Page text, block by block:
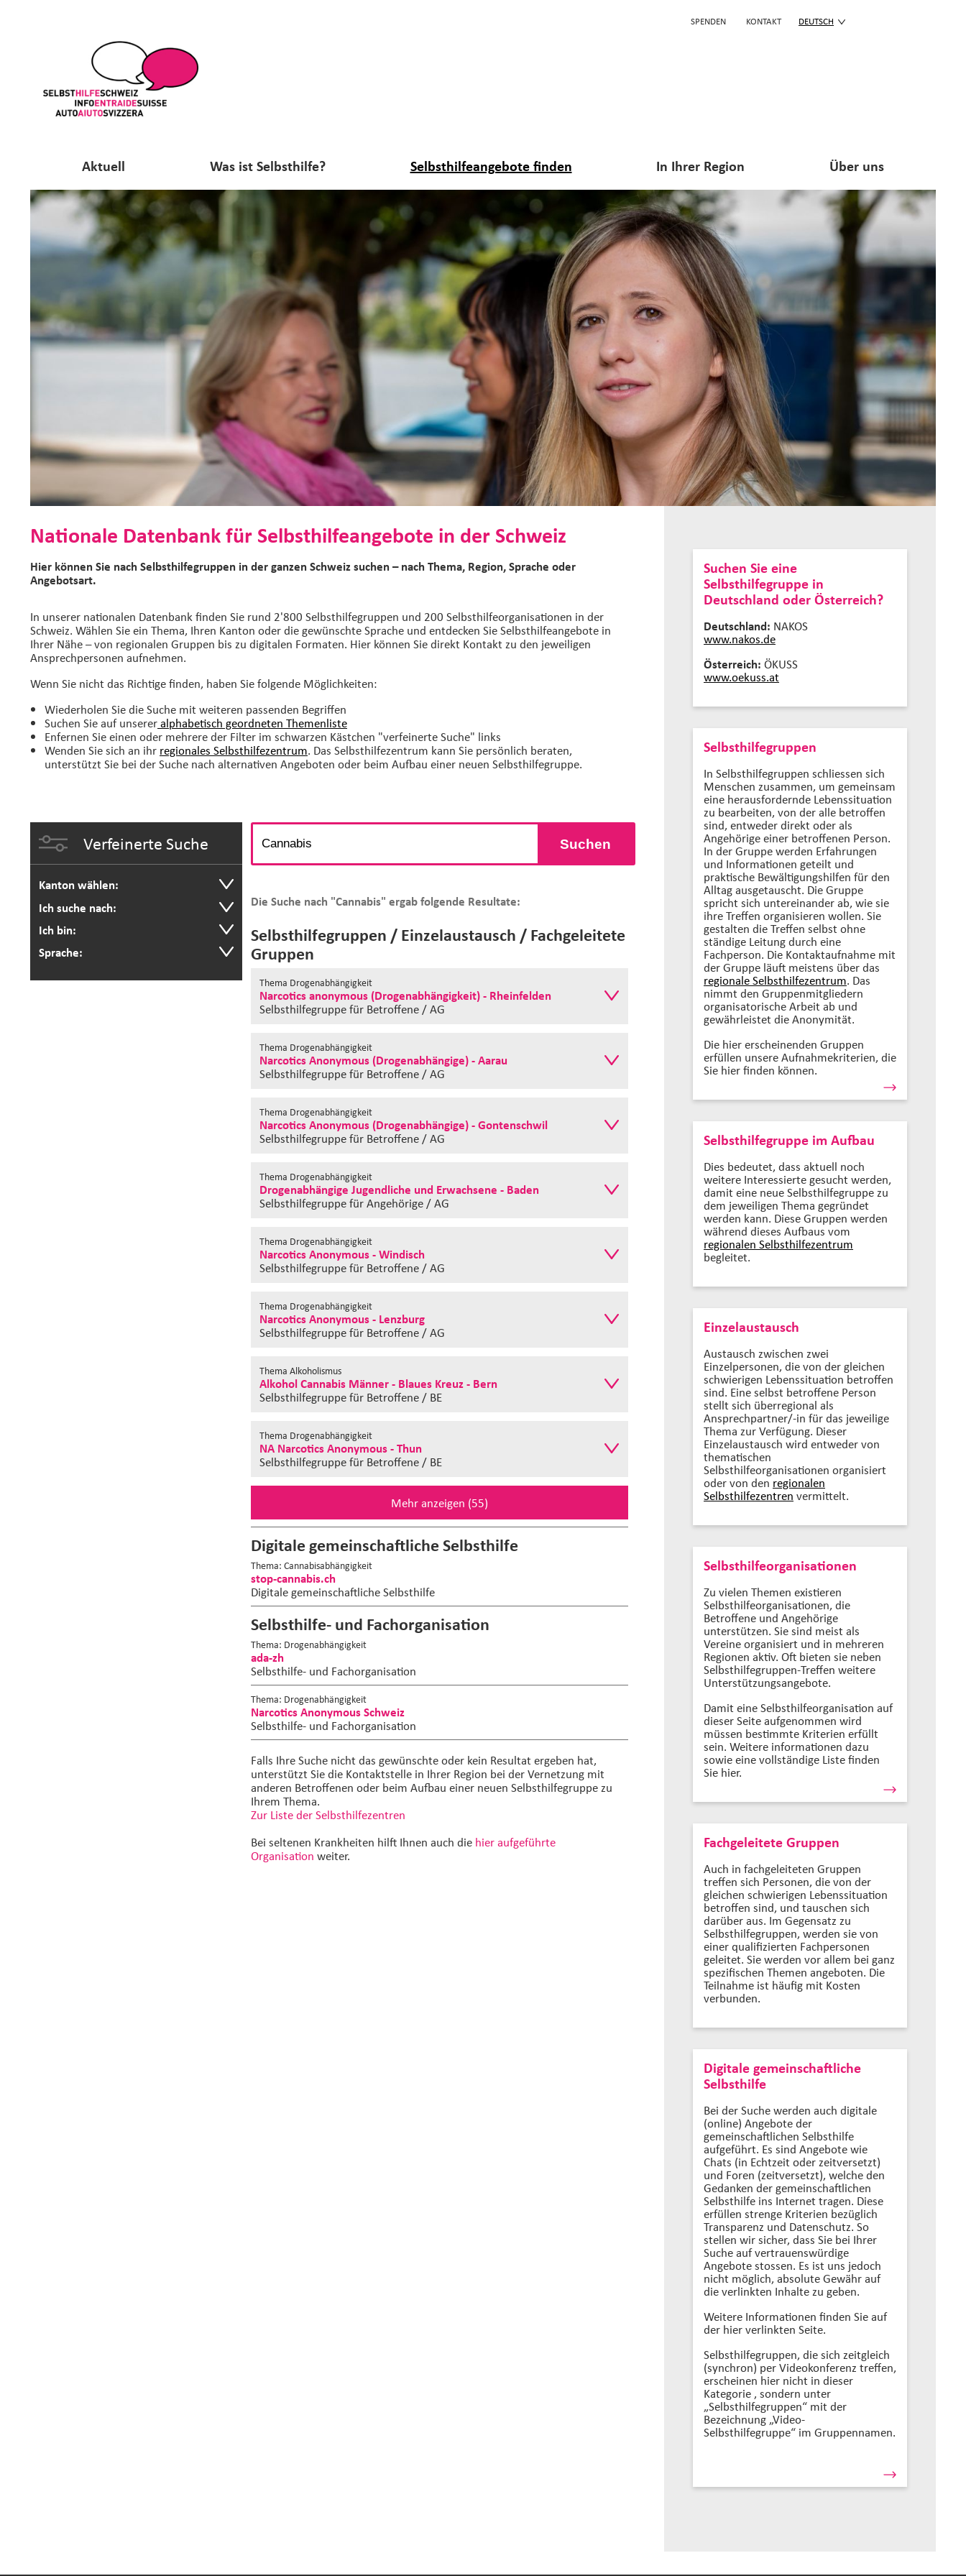
SPENDEN KONTAKT DEUTSCH
Aktuell Was ist Selbsthilfe? Selbsthilfeangebote finden In Ihrer Region Über uns
Nationale Datenbank für Selbsthilfeangebote in der Schweiz
Hier können Sie nach Selbsthilfegruppen in der ganzen Schweiz suchen – nach Thema, Region, Sprache oder
Angebotsart.
In unserer nationalen Datenbank finden Sie rund 2'800 Selbsthilfegruppen und 200 Selbsthilfeorganisationen in der
Schweiz. Wählen Sie ein Thema, Ihren Kanton oder die gewünschte Sprache und entdecken Sie Selbsthilfeangebote in
Ihrer Nähe – von regionalen Gruppen bis zu digitalen Formaten. Hier können Sie direkt Kontakt zu den jeweiligen
Ansprechpersonen aufnehmen.
Wenn Sie nicht das Richtige finden, haben Sie folgende Möglichkeiten:
Wiederholen Sie die Suche mit weiteren passenden Begriffen
Suchen Sie auf unsereralphabetisch geordneten Themenliste
Enfernen Sie einen oder mehrere der Filter im schwarzen Kästchen "verfeinerte Suche" links
Wenden Sie sich an ihr regionales Selbsthilfezentrum. Das Selbsthilfezentrum kann Sie persönlich beraten,
unterstützt Sie bei der Suche nach alternativen Angeboten oder beim Aufbau einer neuen Selbsthilfegruppe.
Verfeinerte Suche
Kanton wählen:
Ich suche nach:
Ich bin:
Sprache:
Suchen
Die Suche nach "Cannabis" ergab folgende Resultate:
Selbsthilfegruppen / Einzelaustausch / Fachgeleitete
Gruppen
Thema Drogenabhängigkeit
Narcotics anonymous (Drogenabhängigkeit) - Rheinfelden
Selbsthilfegruppefür Betroffene / AG
Thema Drogenabhängigkeit
Narcotics Anonymous (Drogenabhängige) - Aarau
Selbsthilfegruppefür Betroffene / AG
Thema Drogenabhängigkeit
Narcotics Anonymous (Drogenabhängige) - Gontenschwil
Selbsthilfegruppefür Betroffene / AG
Thema Drogenabhängigkeit
Drogenabhängige Jugendliche und Erwachsene - Baden
Selbsthilfegruppefür Angehörige / AG
Thema Drogenabhängigkeit
Narcotics Anonymous - Windisch
Selbsthilfegruppefür Betroffene / AG
Thema Drogenabhängigkeit
Narcotics Anonymous - Lenzburg
Selbsthilfegruppefür Betroffene / AG
Thema Alkoholismus
Alkohol Cannabis Männer - Blaues Kreuz - Bern
Selbsthilfegruppefür Betroffene / BE
Thema Drogenabhängigkeit
NA Narcotics Anonymous - Thun
Selbsthilfegruppefür Betroffene / BE
Mehr anzeigen (55)
Digitale gemeinschaftliche Selbsthilfe
Thema: Cannabisabhängigkeit
stop-cannabis.ch
Digitale gemeinschaftliche Selbsthilfe
Selbsthilfe- und Fachorganisation
Thema: Drogenabhängigkeit
ada-zh
Selbsthilfe- und Fachorganisation
Thema: Drogenabhängigkeit
Narcotics Anonymous Schweiz
Selbsthilfe- und Fachorganisation
Falls Ihre Suche nicht das gewünschte oder kein Resultat ergeben hat,
unterstützt Sie die Kontaktstelle in Ihrer Region bei der Vernetzung mit
anderen Betroffenen oder beim Aufbau einer neuen Selbsthilfegruppe zu
Ihrem Thema.
Zur Liste der Selbsthilfezentren
Bei seltenen Krankheiten hilft Ihnen auch die hier aufgeführte
Organisation weiter.
Suchen Sie eine
Selbsthilfegruppe in
Deutschland oder Österreich?
Deutschland: NAKOS
www.nakos.de
Österreich: ÖKUSS
www.oekuss.at
Selbsthilfegruppen
In Selbsthilfegruppen schliessen sich
Menschen zusammen, um gemeinsam
eine herausfordernde Lebenssituation
zu bearbeiten, von der alle betroffen
sind, entweder direkt oder als
Angehörige einer betroffenen Person.
In der Gruppe werden Erfahrungen
und Informationen geteilt und
praktische Bewältigungshilfen für den
Alltag ausgetauscht. Die Gruppe
spricht sich untereinander ab, wie sie
ihre Treffen organisieren wollen. Sie
gestalten die Treffen selbst ohne
ständige Leitung durch eine
Fachperson. Die Kontaktaufnahme mit
der Gruppe läuft meistens über das
regionale Selbsthilfezentrum. Das
nimmt den Gruppenmitgliedern
organisatorische Arbeit ab und
gewährleistet die Anonymität.
Die hier erscheinenden Gruppen
erfüllen unsere Aufnahmekriterien, die
Sie hier finden können.
Selbsthilfegruppe im Aufbau
Dies bedeutet, dass aktuell noch
weitere Interessierte gesucht werden,
damit eine neue Selbsthilfegruppe zu
dem jeweiligen Thema gegründet
werden kann. Diese Gruppen werden
während dieses Aufbaus vom
regionalen Selbsthilfezentrum
begleitet.
Einzelaustausch
Austausch zwischen zwei
Einzelpersonen, die von der gleichen
schwierigen Lebenssituation betroffen
sind. Eine selbst betroffene Person
stellt sich überregional als
Ansprechpartner/-in für das jeweilige
Thema zur Verfügung. Dieser
Einzelaustausch wird entweder von
thematischen
Selbsthilfeorganisationen organisiert
oder von den regionalen
Selbsthilfezentren vermittelt.
Selbsthilfeorganisationen
Zu vielen Themen existieren
Selbsthilfeorganisationen, die
Betroffene und Angehörige
unterstützen. Sie sind meist als
Vereine organisiert und in mehreren
Regionen aktiv. Oft bieten sie neben
Selbsthilfegruppen-Treffen weitere
Unterstützungsangebote.
Damit eine Selbsthilfeorganisation auf
dieser Seite aufgenommen wird
müssen bestimmte Kriterien erfüllt
sein. Weitere informationen dazu
sowie eine vollständige Liste finden
Sie hier.
Fachgeleitete Gruppen
Auch in fachgeleiteten Gruppen
treffen sich Personen, die von der
gleichen schwierigen Lebenssituation
betroffen sind, und tauschen sich
darüber aus. Im Gegensatz zu
Selbsthilfegruppen, werden sie von
einer qualifizierten Fachpersonen
geleitet. Sie werden vor allem bei ganz
spezifischen Themen angeboten. Die
Teilnahme ist häufig mit Kosten
verbunden.
Digitale gemeinschaftliche
Selbsthilfe
Bei der Suche werden auch digitale
(online) Angebote der
gemeinschaftlichen Selbsthilfe
aufgeführt. Es sind Angebote wie
Chats (in Echtzeit oder zeitversetzt)
und Foren (zeitversetzt), welche den
Gedanken der gemeinschaftlichen
Selbsthilfe ins Internet tragen. Diese
erfüllen strenge Kriterien bezüglich
Transparenz und Datenschutz. So
stellen wir sicher, dass Sie bei Ihrer
Suche auf vertrauenswürdige
Angebote stossen. Es ist uns jedoch
nicht möglich, absolute Gewähr auf
die verlinkten Inhalte zu geben.
Weitere Informationen finden Sie auf
der hier verlinkten Seite.
Selbsthilfegruppen, die sich zeitgleich
(synchron) per Videokonferenz treffen,
erscheinen hier nicht in dieser
Kategorie , sondern unter
„Selbsthilfegruppen“ mit der
Bezeichnung „Video-
Selbsthilfegruppe“ im Gruppennamen.